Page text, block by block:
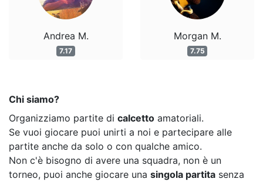
Andrea M.
7.17
Morgan M.
7.75
Chi siamo?
Organizziamo partite di calcetto amatoriali.
Se vuoi giocare puoi unirti a noi e partecipare alle
partite anche da solo o con qualche amico.
Non c'è bisogno di avere una squadra, non è un
torneo, puoi anche giocare una singola partita senza